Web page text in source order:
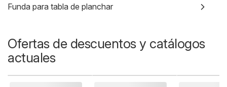
Funda para tabla de planchar
Ofertas de descuentos y catálogos
actuales